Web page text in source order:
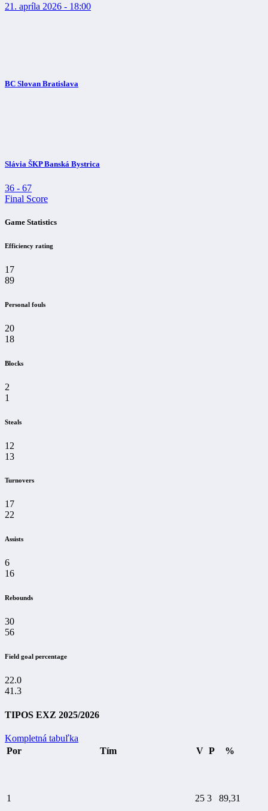
21. apríla 2026 - 18:00
BC Slovan Bratislava
Slávia ŠKP Banská Bystrica
36 - 67
Final Score
Game Statistics
Efficiency rating
17
89
Personal fouls
20
18
Blocks
2
1
Steals
12
13
Turnovers
17
22
Assists
6
16
Rebounds
30
56
Field goal percentage
22.0
41.3
TIPOS EXZ 2025/2026
Kompletná tabuľka
Por
Tím V P %
1 25 3 89,31